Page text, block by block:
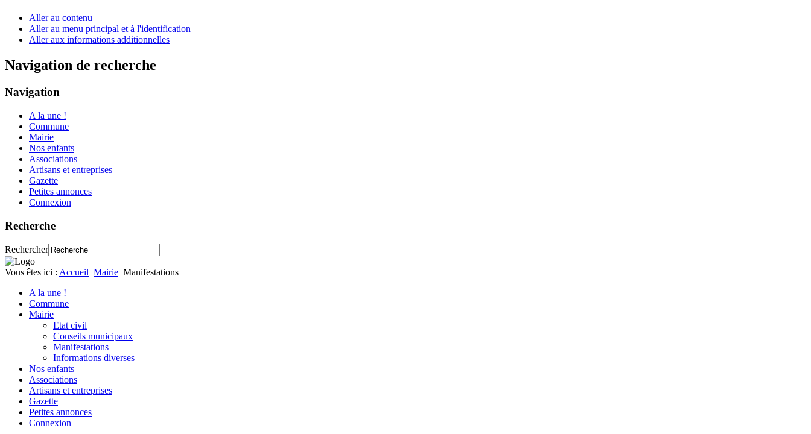
Aller au contenu
Aller au menu principal et à l'identification
Aller aux informations additionnelles
Navigation de recherche
Navigation
A la une !
Commune
Mairie
Nos enfants
Associations
Artisans et entreprises
Gazette
Petites annonces
Connexion
Recherche
Rechercher
Vous êtes ici : Accueil Mairie Manifestations
A la une !
Commune
Mairie
Etat civil
Conseils municipaux
Manifestations
Informations diverses
Nos enfants
Associations
Artisans et entreprises
Gazette
Petites annonces
Connexion